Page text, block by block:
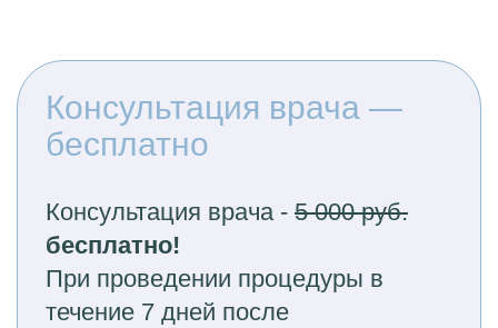
Консультация врача —
бесплатно
Консультация врача - 5 000 руб.
бесплатно!
При проведении процедуры в
течение 7 дней после